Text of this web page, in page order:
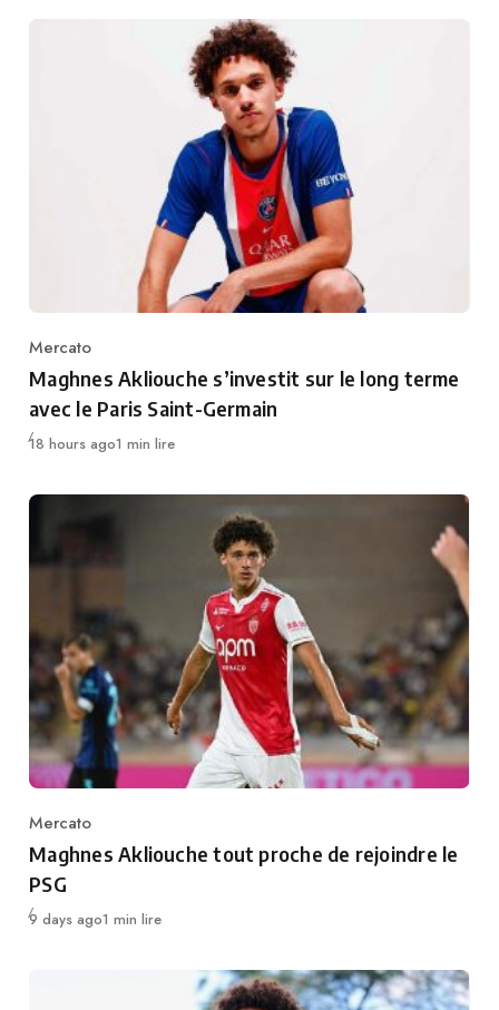
Category
Mercato
Maghnes Akliouche s’investit sur le long terme
avec le Paris Saint-Germain
Publié
18 hours ago1 min lire
Category
Mercato
Maghnes Akliouche tout proche de rejoindre le
PSG
Publié
9 days ago1 min lire